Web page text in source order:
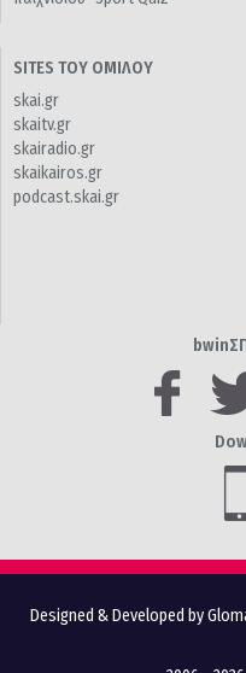
SITES ΤΟΥ ΟΜΙΛΟΥ
skai.gr
skaitv.gr
skairadio.gr
skaikairos.gr
podcast.skai.gr
Designed & Developed by